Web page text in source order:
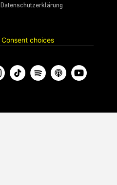
Datenschutzerklärung
Consent choices